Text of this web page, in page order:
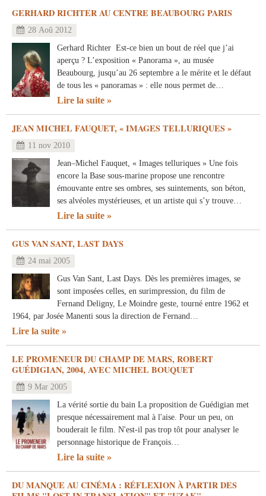
GERHARD RICHTER AU CENTRE BEAUBOURG PARIS
28 Aoû 2012
Gerhard Richter Est-ce bien un bout de réel que j’ai
aperçu ? L’exposition « Panorama », au musée
Beaubourg, jusqu’au 26 septembre a le mérite et le défaut
de tous les « panoramas » : elle nous permet de…
Lire la suite
JEAN MICHEL FAUQUET, « IMAGES TELLURIQUES »
11 nov 2010
Jean–Michel Fauquet, « Images telluriques » Une fois
encore la Base sous-marine propose une rencontre
émouvante entre ses ombres, ses suintements, son béton,
ses alvéoles mystérieuses, et un artiste qui s’y trouve…
Lire la suite
GUS VAN SANT, LAST DAYS
24 mai 2005
Gus Van Sant, Last Days. Dès les premières images, se
sont imposées celles, en surimpression, du film de
Fernand Deligny, Le Moindre geste, tourné entre 1962 et
1964, par Josée Manenti sous la direction de Fernand…
Lire la suite
LE PROMENEUR DU CHAMP DE MARS, ROBERT
GUÉDIGIAN, 2004, AVEC MICHEL BOUQUET
9 Mar 2005
La vérité sortie du bain La proposition de Guédigian met
presque nécessairement mal à l'aise. Pour un peu, on
bouderait le film. N'est-il pas trop tôt pour analyser le
personnage historique de François…
Lire la suite
DU MANQUE AU CINÉMA : RÉFLEXION À PARTIR DES